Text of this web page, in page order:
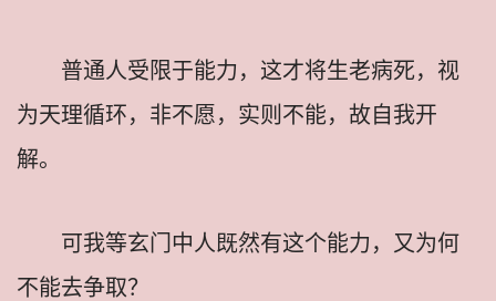
普通人受限于能力，这才将生老病死，视
为天理循环，非不愿，实则不能，故自我开
解。
可我等玄门中人既然有这个能力，又为何
不能去争取？